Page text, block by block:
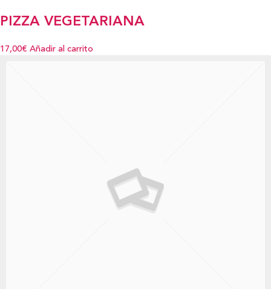
PIZZA VEGETARIANA
17,00€ Añadir al carrito